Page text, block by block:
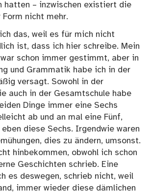
hatten – inzwischen existiert die
nicht mehr.
das, weil es für mich nicht
ist, dass ich hier schreibe. Mein
schon immer gestimmt, aber in
und Grammatik habe ich in der
versagt. Sowohl in der
auch in der Gesamtschule habe
Dinge immer eine Sechs
ab und an mal eine Fünf,
diese Sechs. Irgendwie waren
dies zu ändern, umsonst.
hinbekommen, obwohl ich schon
Geschichten schrieb. Eine
es deswegen, schrieb nicht, weil
immer wieder diese dämlichen